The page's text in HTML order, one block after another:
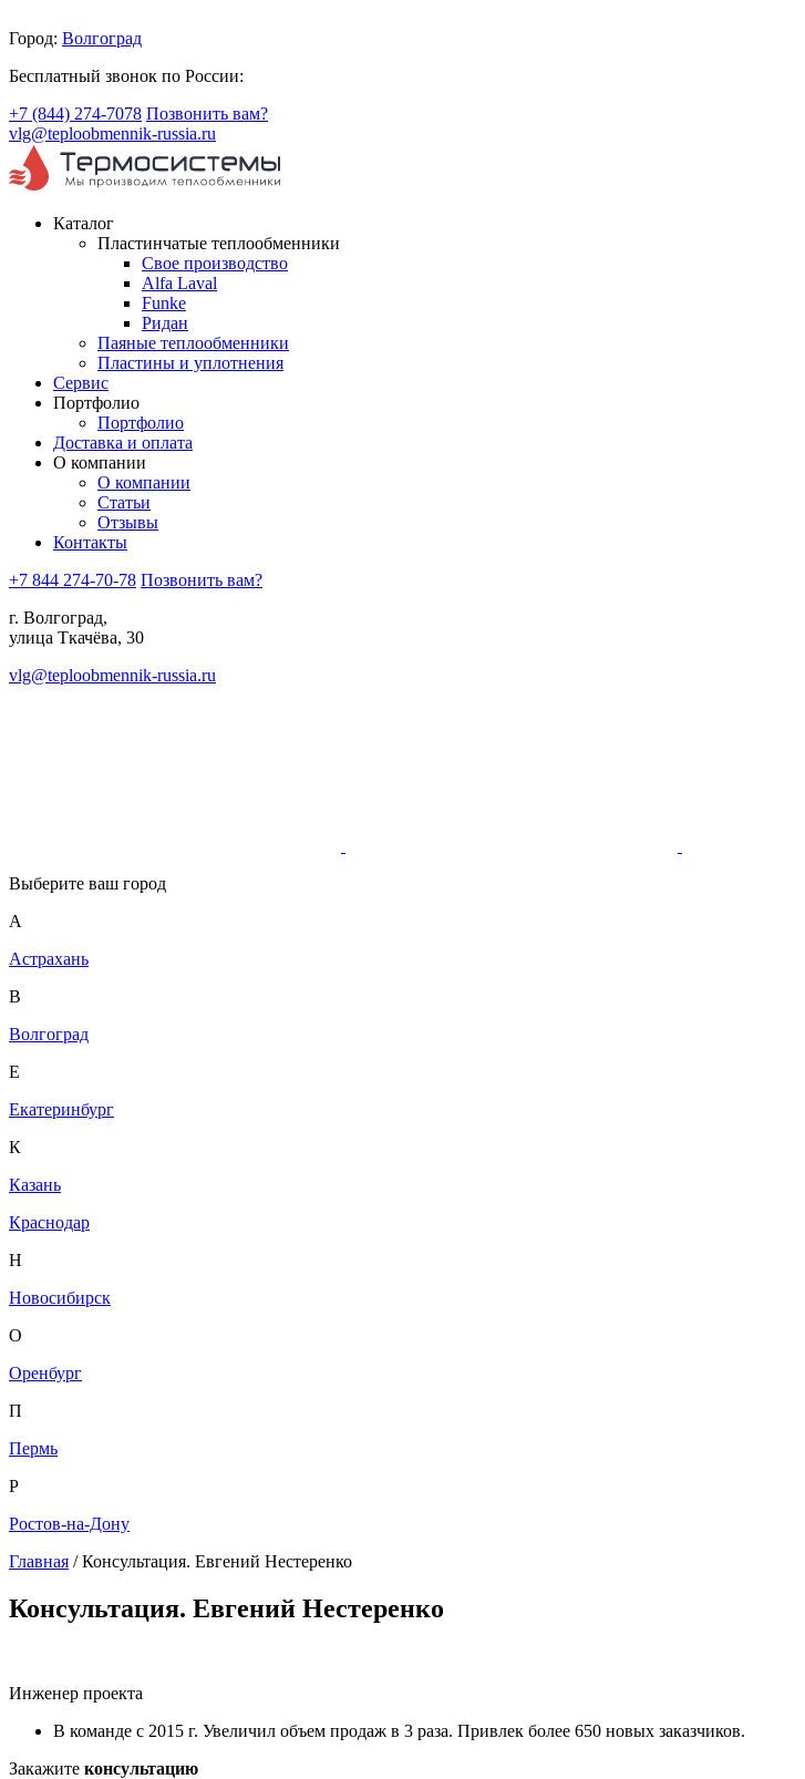
Город: Волгоград
Бесплатный звонок по России:
+7 (844) 274-7078 Позвонить вам?
vlg@teploobmennik-russia.ru
Каталог
Пластинчатые теплообменники
Свое производство
Alfa Laval
Funke
Ридан
Паяные теплообменники
Пластины и уплотнения
Сервис
Портфолио
Портфолио
Доставка и оплата
О компании
О компании
Статьи
Отзывы
Контакты
+7 844 274-70-78 Позвонить вам?
г. Волгоград,
улица Ткачёва, 30
vlg@teploobmennik-russia.ru
Выберите ваш город
А
Астрахань
В
Волгоград
Е
Екатеринбург
К
Казань
Краснодар
Н
Новосибирск
О
Оренбург
П
Пермь
Р
Ростов-на-Дону
Главная / Консультация. Евгений Нестеренко
Консультация. Евгений Нестеренко
Инженер проекта
В команде с 2015 г. Увеличил объем продаж в 3 раза. Привлек более 650 новых заказчиков.
Закажите консультацию